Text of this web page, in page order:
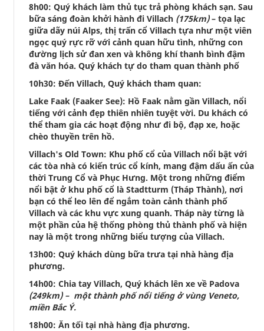
8h00: Quý khách làm thủ tục trả phòng khách sạn. Sau
bữa sáng đoàn khởi hành đi Villach (175km)– tọa lạc
giữa dãy núi Alps, thị trấn cổ Villach tựa như một viên
ngọc quý rực rỡ với cảnh quan hữu tình, những con
đường lịch sử đan xen và không khí thanh bình đậm
đà văn hóa. Quý khách tự do tham quan thành phố
10h30: Đến Villach, Quý khách tham quan:
Lake Faak (Faaker See): Hồ Faak nằm gần Villach, nổi
tiếng với cảnh đẹp thiên nhiên tuyệt vời. Du khách có
thể tham gia các hoạt động như đi bộ, đạp xe, hoặc
chèo thuyền trên hồ.
Villach's Old Town: Khu phố cổ của Villach nổi bật với
các tòa nhà có kiến trúc cổ kính, mang đậm dấu ấn của
thời Trung Cổ và Phục Hưng. Một trong những điểm
nổi bật ở khu phố cổ là Stadtturm (Tháp Thành), nơi
bạn có thể leo lên để ngắm toàn cảnh thành phố
Villach và các khu vực xung quanh. Tháp này từng là
một phần của hệ thống phòng thủ thành phố và hiện
nay là một trong những biểu tượng của Villach.
13h00: Quý khách dùng bữa trưa tại nhà hàng địa
phương.
14h00: Chia tay Villach, Quý khách lên xe về Padova
(249km) – một thành phố nổi tiếng ở vùng Veneto,
miền Bắc Ý.
18h00: Ăn tối tại nhà hàng địa phương.